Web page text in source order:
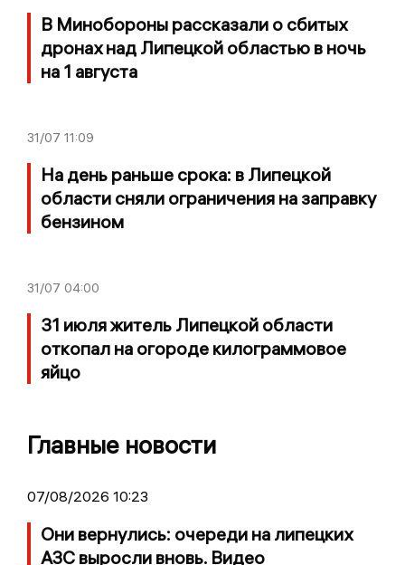
В Минобороны рассказали о сбитых
дронах над Липецкой областью в ночь
на 1 августа
31/07 11:09
На день раньше срока: в Липецкой
области сняли ограничения на заправку
бензином
31/07 04:00
31 июля житель Липецкой области
откопал на огороде килограммовое
яйцо
Главные новости
07/08/2026 10:23
Они вернулись: очереди на липецких
АЗС выросли вновь. Видео